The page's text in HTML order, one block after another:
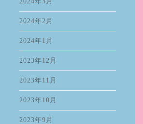
2024年2月
2024年1月
2023年12月
2023年11月
2023年10月
2023年9月